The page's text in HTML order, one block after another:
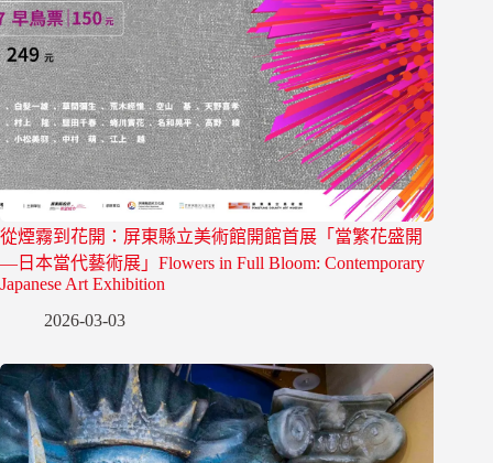
從煙霧到花開：屏東縣立美術館開館首展「當繁花盛開
—日本當代藝術展」Flowers in Full Bloom: Contemporary
Japanese Art Exhibition
2026-03-03